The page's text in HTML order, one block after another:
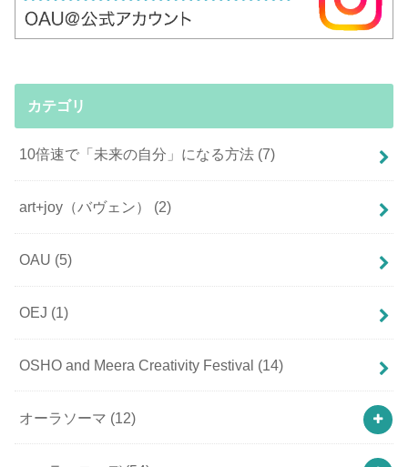
カテゴリ
10倍速で「未来の自分」になる方法 (7)
art+joy（バヴェン） (2)
OAU (5)
OEJ (1)
OSHO and Meera Creativity Festival (14)
オーラソーマ (12)